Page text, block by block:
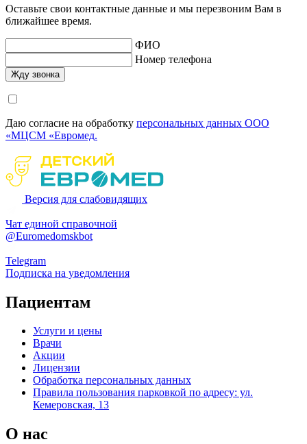
Оставьте свои контактные данные и мы перезвоним Вам в
ближайшее время.
ФИО
Номер телефона
Даю согласие на обработку персональных данных ООО
«МЦСМ «Евромед.
Версия для слабовидящих
Чат единой справочной
@Euromedomskbot
Telegram
Подписка на уведомления
Пациентам
Услуги и цены
Врачи
Акции
Лицензии
Обработка персональных данных
Правила пользования парковкой по адресу: ул.
Кемеровская, 13
О нас